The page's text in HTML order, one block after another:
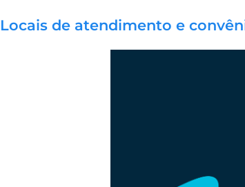
Locais de atendimento e